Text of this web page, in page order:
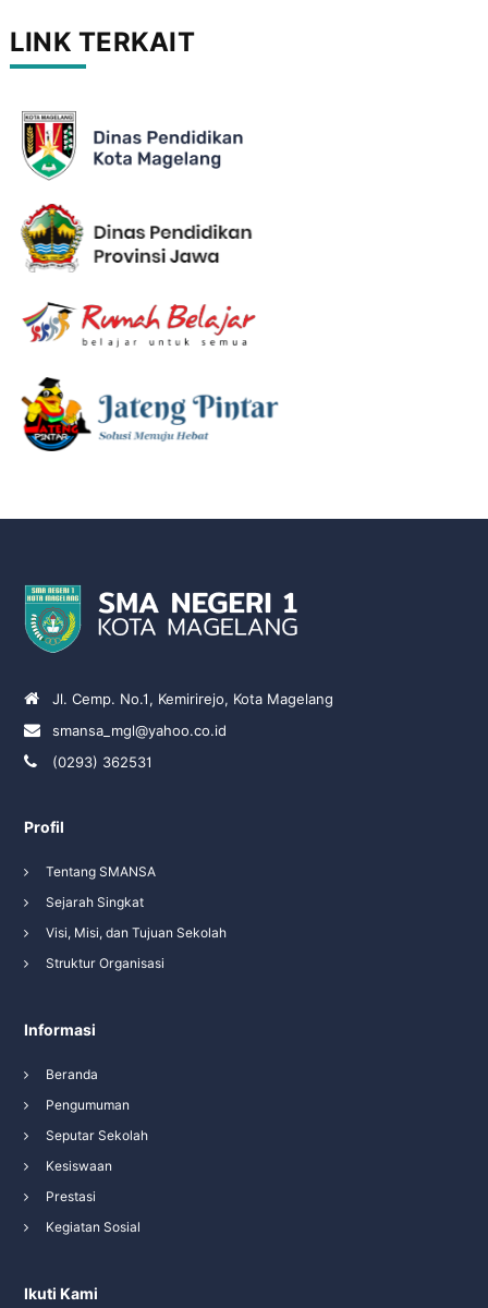
LINK TERKAIT
Jl. Cemp. No.1, Kemirirejo, Kota Magelang
smansa_mgl@yahoo.co.id
(0293) 362531
Profil
Tentang SMANSA
Sejarah Singkat
Visi, Misi, dan Tujuan Sekolah
Struktur Organisasi
Informasi
Beranda
Pengumuman
Seputar Sekolah
Kesiswaan
Prestasi
Kegiatan Sosial
Ikuti Kami